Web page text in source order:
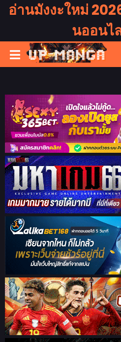
อ่านมังงะใหม่
นออนไ